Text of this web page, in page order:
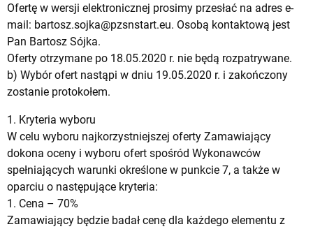
Ofertę w wersji elektronicznej prosimy przesłać na adres e-
mail: bartosz.sojka@pzsnstart.eu. Osobą kontaktową jest
Pan Bartosz Sójka.
Oferty otrzymane po 18.05.2020 r. nie będą rozpatrywane.
b) Wybór ofert nastąpi w dniu 19.05.2020 r. i zakończony
zostanie protokołem.
1. Kryteria wyboru
W celu wyboru najkorzystniejszej oferty Zamawiający
dokona oceny i wyboru ofert spośród Wykonawców
spełniających warunki określone w punkcie 7, a także w
oparciu o następujące kryteria:
1. Cena – 70%
Zamawiający będzie badał cenę dla każdego elementu z